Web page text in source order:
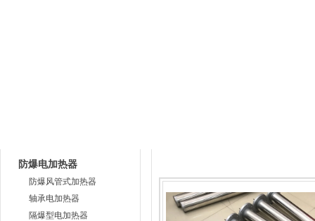
防爆电加热器
防爆风管式加热器
轴承电加热器
隔爆型电加热器